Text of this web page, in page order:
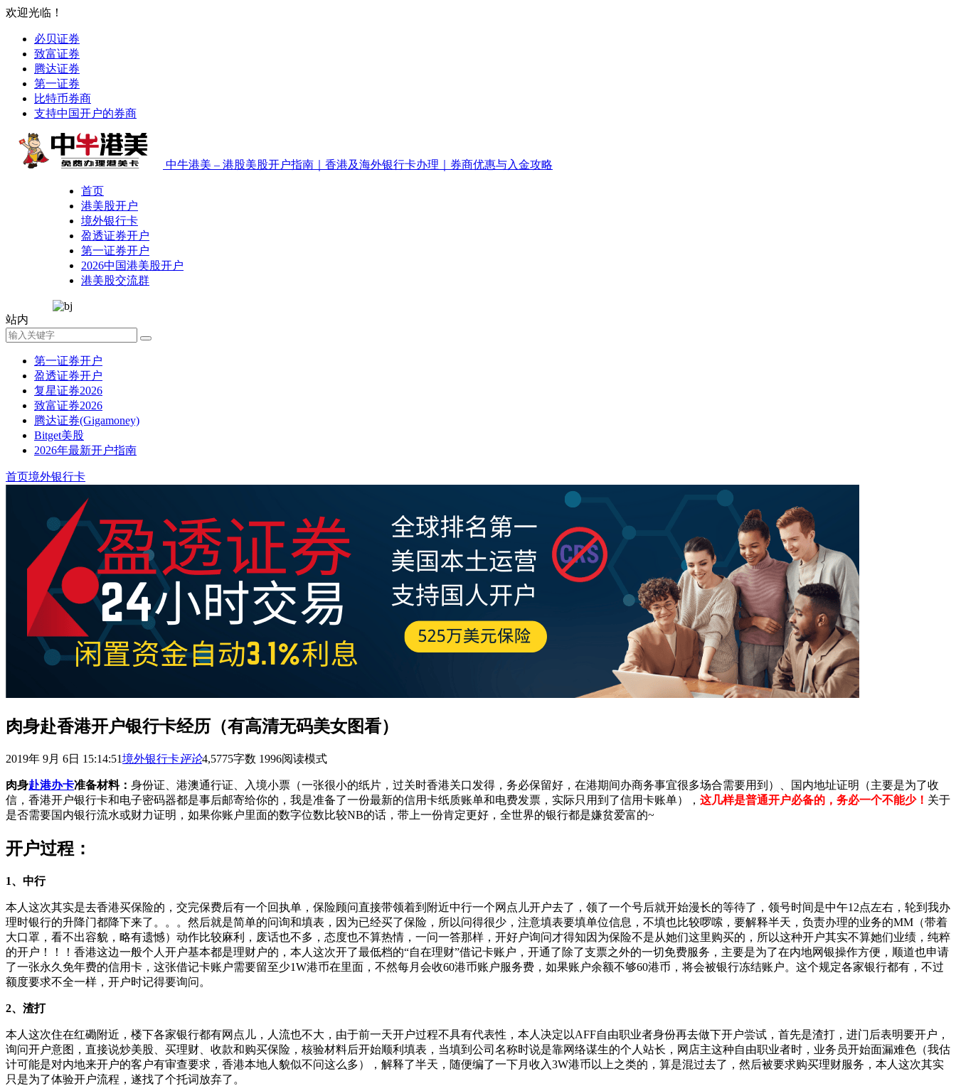
欢迎光临！
必贝证券
致富证券
腾达证券
第一证券
比特币券商
支持中国开户的券商
中牛港美 – 港股美股开户指南｜香港及海外银行卡办理｜券商优惠与入金攻略
首页
港美股开户
境外银行卡
盈透证券开户
第一证券开户
2026中国港美股开户
港美股交流群
站内
第一证券开户
盈透证券开户
复星证券2026
致富证券2026
腾达证券(Gigamoney)
Bitget美股
2026年最新开户指南
首页境外银行卡
肉身赴香港开户银行卡经历（有高清无码美女图看）
2019年 9月 6日 15:14:51境外银行卡评论4,5775字数 1996阅读模式
肉身赴港办卡准备材料： 身份证、港澳通行证、入境小票（一张很小的纸片，过关时香港关口发得，务必保留好，在港期间办商务事宜很多场合需要用到）、国内地址证明（主要是为了收
信，香港开户银行卡和电子密码器都是事后邮寄给你的，我是准备了一份最新的信用卡纸质账单和电费发票，实际只用到了信用卡账单）， 这几样是普通开户必备的，务必一个不能少！ 关于
是否需要国内银行流水或财力证明，如果你账户里面的数字位数比较NB的话，带上一份肯定更好，全世界的银行都是嫌贫爱富的~
开户过程：
1、中行
本人这次其实是去香港买保险的，交完保费后有一个回执单，保险顾问直接带领着到附近中行一个网点儿开户去了，领了一个号后就开始漫长的等待了，领号时间是中午12点左右，轮到我办
理时银行的升降门都降下来了。。。然后就是简单的问询和填表，因为已经买了保险，所以问得很少，注意填表要填单位信息，不填也比较啰嗦，要解释半天，负责办理的业务的MM（带着
大口罩，看不出容貌，略有遗憾）动作比较麻利，废话也不多，态度也不算热情，一问一答那样，开好户询问才得知因为保险不是从她们这里购买的，所以这种开户其实不算她们业绩，纯粹
的开户！！！香港这边一般个人开户基本都是理财户的，本人这次开了最低档的“自在理财”借记卡账户，开通了除了支票之外的一切免费服务，主要是为了在内地网银操作方便，顺道也申请
了一张永久免年费的信用卡，这张借记卡账户需要留至少1W港币在里面，不然每月会收60港币账户服务费，如果账户余额不够60港币，将会被银行冻结账户。这个规定各家银行都有，不过
额度要求不全一样，开户时记得要询问。
2、渣打
本人这次住在红磡附近，楼下各家银行都有网点儿，人流也不大，由于前一天开户过程不具有代表性，本人决定以AFF自由职业者身份再去做下开户尝试，首先是渣打，进门后表明要开户，
询问开户意图，直接说炒美股、买理财、收款和购买保险，核验材料后开始顺利填表，当填到公司名称时说是靠网络谋生的个人站长，网店主这种自由职业者时，业务员开始面漏难色（我估
计可能是对内地来开户的客户有审查要求，香港本地人貌似不问这么多），解释了半天，随便编了一下月收入3W港币以上之类的，算是混过去了，然后被要求购买理财服务，本人这次其实
只是为了体验开户流程，遂找了个托词放弃了。